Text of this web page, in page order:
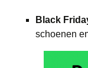
Black
schoenen